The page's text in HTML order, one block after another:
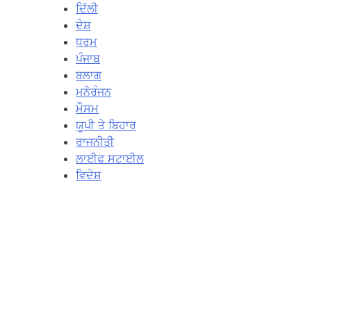
ਦਿੱਲੀ
ਦੇਸ਼
ਧਰਮ
ਪੰਜਾਬ
ਬਲਾਗ
ਮਨੋਰੰਜਨ
ਮੌਸਮ
ਯੂਪੀ ਤੇ ਬਿਹਾਰ
ਰਾਜਨੀਤੀ
ਲਾਈਫ ਸਟਾਈਲ
ਵਿਦੇਸ਼